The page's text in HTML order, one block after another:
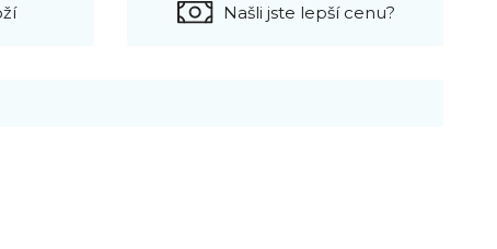
Našli jste lepší cenu?